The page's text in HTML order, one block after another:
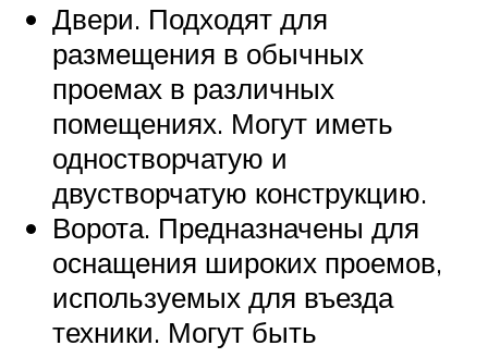
Двери. Подходят для
размещения в обычных
проемах в различных
помещениях. Могут иметь
одностворчатую и
двустворчатую конструкцию.
Ворота. Предназначены для
оснащения широких проемов,
используемых для въезда
техники. Могут быть